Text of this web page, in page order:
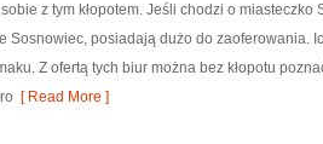
z tym kłopotem. Jeśli chodzi o miasteczko
Sosnowiec, posiadają dużo do zaoferowania.
Z ofertą tych biur można bez kłopotu
[ Read More ]